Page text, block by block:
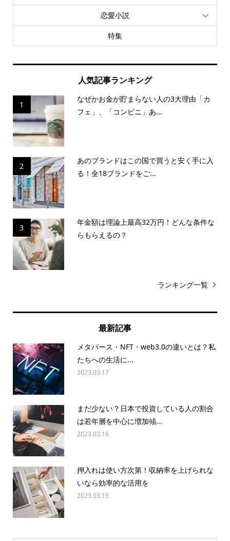
恋愛小説
特集
人気記事ランキング
1
なぜかお金が貯まらない人の3大理由「カ
フェ」、「コンビニ」あ...
2
あのブランドはこの国で買うと安く手に入
る！全18ブランドをご...
3
年金額は理論上最高32万円！どんな条件な
らもらえるの？
ランキング一覧
最新記事
メタバース・NFT・web3.0の違いとは？私
たちへの生活に...
2023.03.17
まだ少ない？日本で投資している人の割合
は若年層を中心に増加傾...
2023.03.16
押入れは使い方次第！収納率を上げられな
いなら効率的な活用を
2023.03.15